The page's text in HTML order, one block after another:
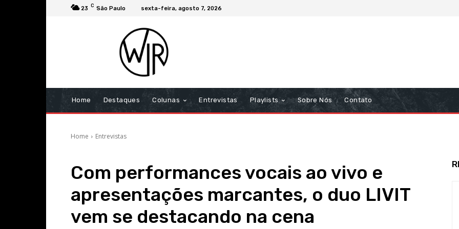
23 C São Paulo sexta-feira, agosto 7, 2026
Home Destaques Colunas Entrevistas Playlists Sobre Nós Contato
Home Entrevistas
Com performances vocais ao vivo e
apresentações marcantes, o duo LIVIT
vem se destacando na cena